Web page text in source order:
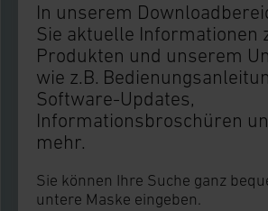
In unserem
Sie aktuelle Informationen
Produkten und unserem
wie z.B.
Software-Updates,
Informationsbroschüren
mehr.
Sie können Ihre Suche ganz
untere Maske eingeben.